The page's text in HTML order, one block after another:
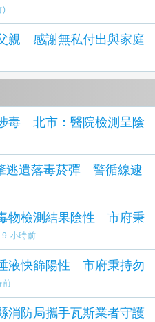
)
親 感謝無私付出與家庭
毒 北市：醫院檢測呈陰
逃遺落毒菸彈 警循線逮
物檢測結果陰性 市府秉
9 小時前
液快篩陽性 市府秉持勿
前
防局攜手瓦斯業者守護